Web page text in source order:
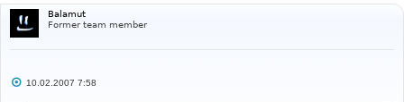
Balamut
Former team member
С10.02.2007 7:58